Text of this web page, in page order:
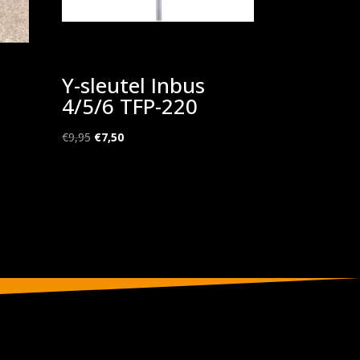
Y-sleutel Inbus
4/5/6 TFP-220
€9,95 Oorspronkelijke
€7,50Huidige